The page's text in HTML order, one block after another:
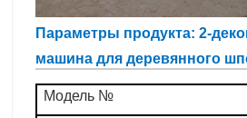
Параметры продукта: 2-
машина для деревянного
Модель №